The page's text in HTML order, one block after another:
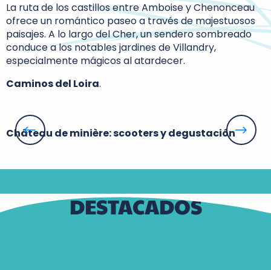
La ruta de los castillos entre Amboise y Chenonceau
ofrece un romántico paseo a través de majestuosos
paisajes. A lo largo del Cher, un sendero sombreado
conduce a los notables jardines de Villandry,
especialmente mágicos al atardecer.
Caminos del Loira.
Château de minière: scooters y degustación
DESTACADOS